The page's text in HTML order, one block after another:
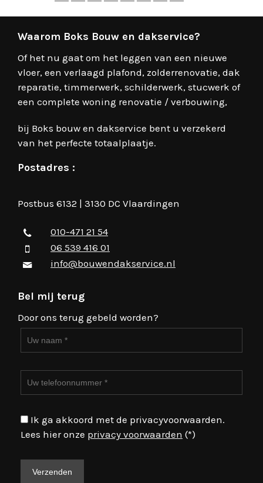
Waarom Boks Bouw en dakservice?
Of het nu gaat om het leggen van een nieuwe
vloer, een verlaagd plafond, zolderrenovatie, dak
reparatie, timmerwerk, schilderwerk, stucwerk of
een complete woning renovatie / verbouwing,
bij Boks bouw en dakservice bent u verzekerd
van het perfecte totaalplaatje.
Postadres :
Postbus 6132 | 3130 DC Vlaardingen
010-471 21 54
06 539 416 01
info@bouwendakservice.nl
Bel mij terug
Door ons terug gebeld worden?
Ik ga akkoord met de privacyvoorwaarden.
Lees hier onze privacy voorwaarden (*)